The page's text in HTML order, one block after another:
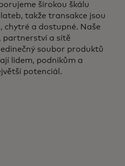
širokou škálu
takže transakce jsou
chytré a dostupné. Naše
partnerství a sítě
soubor produktů
lidem, podnikům a
potenciál.